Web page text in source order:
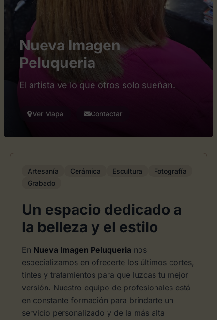
Nueva Imagen
Peluqueria
El artista ve lo que otros solo sueñan.
Ver Mapa Contactar
Artesanía Cerámica Escultura
Fotografía
Grabado
Un espacio dedicado a
la belleza y el estilo
En Nueva Imagen Peluqueria nos
especializamos en ofrecerte los últimos cortes,
tintes y tratamientos para que luzcas tu mejor
versión. Nuestro equipo de profesionales está
en constante formación para brindarte un
servicio personalizado y de la más alta